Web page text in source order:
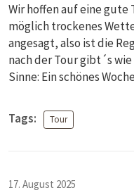
Wir hoffen auf eine
möglich trockenes
angesagt, also ist die
nach der Tour gibt´s
Sinne: Ein schönes
Tags: Tour
17. August 2025